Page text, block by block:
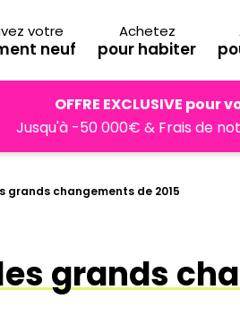
votre
neuf
Achetez
pour habiter
OFFRE EXCLUSIVE pour
Jusqu'à -50 000€ & Frais de
grands changements de 2015
grands